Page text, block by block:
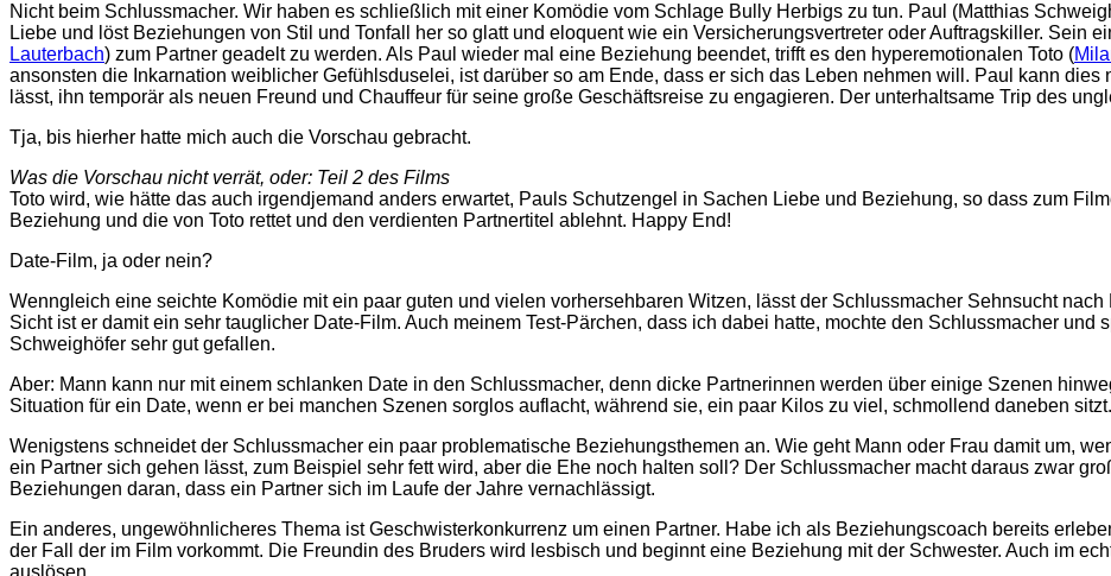
Nicht beim Schlussmacher. Wir haben es schließlich mit einer Komödie vom Schlage Bully Herbigs zu tun. Paul (Matthias
Liebe und löst Beziehungen von Stil und Tonfall her so glatt und eloquent wie ein Versicherungsvertreter oder Auftragskiller. Sein
Lauterbach) zum Partner geadelt zu werden. Als Paul wieder mal eine Beziehung beendet, trifft es den hyperemotionalen Toto (
ansonsten die Inkarnation weiblicher Gefühlsduselei, ist darüber so am Ende, dass er sich das Leben nehmen will. Paul kann dies
lässt, ihn temporär als neuen Freund und Chauffeur für seine große Geschäftsreise zu engagieren. Der unterhaltsame Trip des
Tja, bis hierher hatte mich auch die Vorschau gebracht.
Was die Vorschau nicht verrät, oder: Teil 2 des Films
Toto wird, wie hätte das auch irgendjemand anders erwartet, Pauls Schutzengel in Sachen Liebe und Beziehung, so dass zum
Beziehung und die von Toto rettet und den verdienten Partnertitel ablehnt. Happy End!
Date-Film, ja oder nein?
Wenngleich eine seichte Komödie mit ein paar guten und vielen vorhersehbaren Witzen, lässt der Schlussmacher Sehnsucht
Sicht ist er damit ein sehr tauglicher Date-Film. Auch meinem Test-Pärchen, dass ich dabei hatte, mochte den Schlussmacher und
Schweighöfer sehr gut gefallen.
Aber: Mann kann nur mit einem schlanken Date in den Schlussmacher, denn dicke Partnerinnen werden über einige Szenen
Situation für ein Date, wenn er bei manchen Szenen sorglos auflacht, während sie, ein paar Kilos zu viel, schmollend daneben sitzt.
Wenigstens schneidet der Schlussmacher ein paar problematische Beziehungsthemen an. Wie geht Mann oder Frau damit um,
ein Partner sich gehen lässt, zum Beispiel sehr fett wird, aber die Ehe noch halten soll? Der Schlussmacher macht daraus zwar
Beziehungen daran, dass ein Partner sich im Laufe der Jahre vernachlässigt.
Ein anderes, ungewöhnlicheres Thema ist Geschwisterkonkurrenz um einen Partner. Habe ich als Beziehungscoach bereits
der Fall der im Film vorkommt. Die Freundin des Bruders wird lesbisch und beginnt eine Beziehung mit der Schwester. Auch im